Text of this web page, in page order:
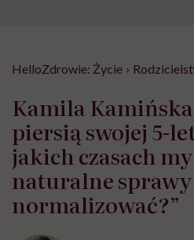
HelloZdrowie: Życie ›
Kamila
piersią swojej 5-
jakich czasach
naturalne
normalizować?”